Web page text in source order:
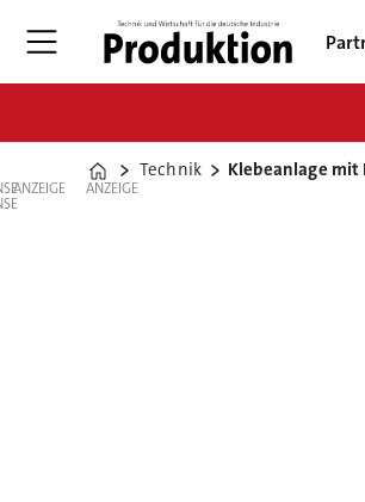
Home
Technik Klebeanlage mit
ANZEIGE ANZEIGE